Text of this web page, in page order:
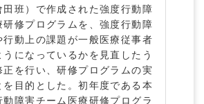
田班）で作成された強度行動障
研修プログラムを、強度行動障
行動上の課題が一般医療従事者
うになっているかを見直したう
正を行い、研修プログラムの実
を目的とした。初年度である本
動障害チーム医療研修プログラ